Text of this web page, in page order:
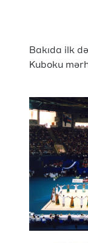
Bakıda ilk
Kuboku